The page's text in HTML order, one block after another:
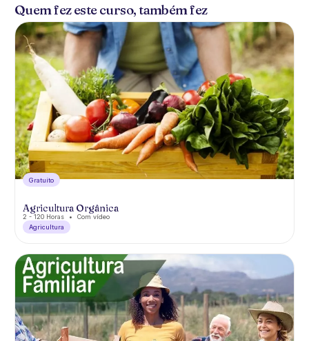
Quem fez este curso, também fez
Gratuíto
Agricultura Orgânica
2 - 120 Horas
Com vídeo
Agricultura